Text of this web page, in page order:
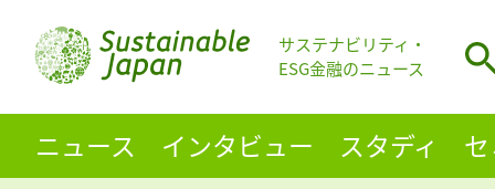
サステナビリティ・
ESG金融のニュース
ニュース インタビュー スタディ